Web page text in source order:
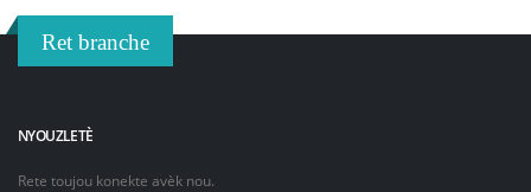
Ret branche
NYOUZLETÈ
Rete toujou konekte avèk nou.